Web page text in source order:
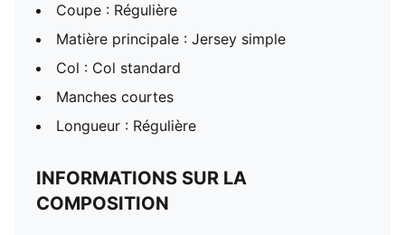
Coupe : Régulière
Matière principale : Jersey simple
Col : Col standard
Manches courtes
Longueur : Régulière
INFORMATIONS SUR LA
COMPOSITION